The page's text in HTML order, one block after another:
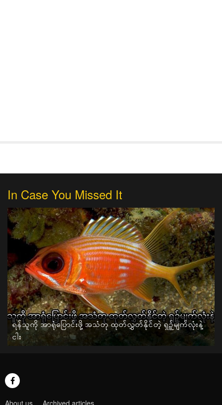
In Case You Missed It
ရန်သူကို အာရုံပြောင်းဖို့ အသံတု ထုတ်လွှတ်နိုင်တဲ့ ရှဉ့်မျက်လုံးနဲ့
ငါး